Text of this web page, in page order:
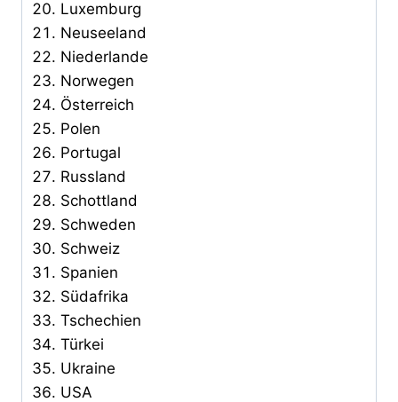
Luxemburg
Neuseeland
Niederlande
Norwegen
Österreich
Polen
Portugal
Russland
Schottland
Schweden
Schweiz
Spanien
Südafrika
Tschechien
Türkei
Ukraine
USA